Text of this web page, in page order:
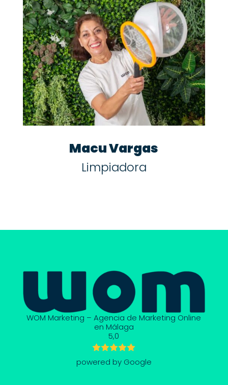
Macu Vargas
Limpiadora
WOM Marketing – Agencia de Marketing Online
en Málaga
5,0
powered by Google